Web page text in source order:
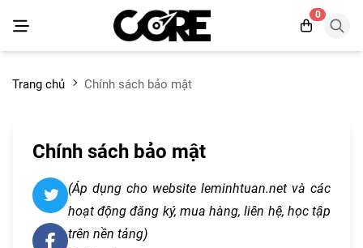
0
Trang chủ Chính sách bảo mật
Chính sách bảo mật
(Áp dụng cho website leminhtuan.net và các
hoạt động đăng ký, mua hàng, liên hệ, học tập
trên nền tảng)